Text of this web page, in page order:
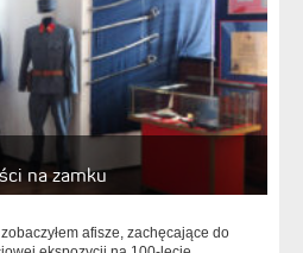
na zamku
afisze, zachęcające do